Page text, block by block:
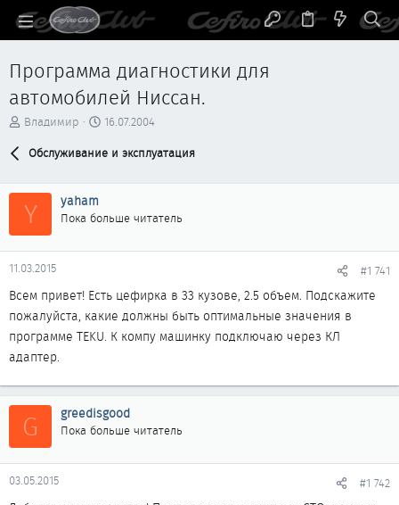
Программа диагностики для
автомобилей Ниссан.
А
т
е
м
ы
Владимир
Д
т
ч
л
16.07.2004
Обслуживание и эксплуатация
Y yaham
Пока больше читатель
11.03.2015 #1 741
Всем привет! Есть цефирка в 33 кузове, 2.5 объем. Подскажите
пожалуйста, какие должны быть оптимальные значения в
программе TEKU. К компу машинку подключаю через КЛ
адаптер.
G greedisgood
Пока больше читатель
03.05.2015 #1 742